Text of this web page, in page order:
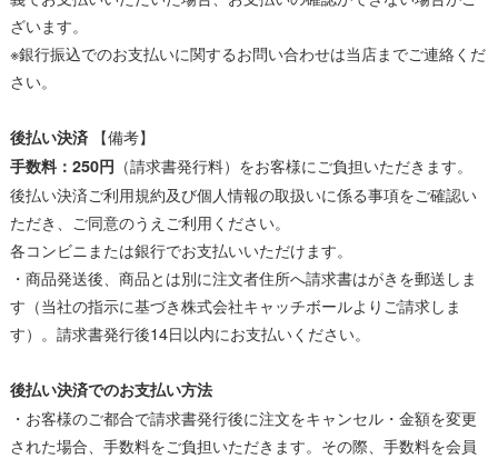
ざいます。
※銀行振込でのお支払いに関するお問い合わせは当店までご連絡くだ
さい。
後払い決済【備考】
手数料：250円 （請求書発行料）をお客様にご負担いただきます。
後払い決済ご利用規約及び個人情報の取扱いに係る事項をご確認い
ただき、ご同意のうえご利用ください。
各コンビニまたは銀行でお支払いいただけます。
・商品発送後、商品とは別に注文者住所へ請求書はがきを郵送しま
す（当社の指示に基づき株式会社キャッチボールよりご請求しま
す）。請求書発行後14日以内にお支払いください。
後払い決済でのお支払い方法
・お客様のご都合で請求書発行後に注文をキャンセル・金額を変更
された場合、手数料をご負担いただきます。その際、手数料を会員